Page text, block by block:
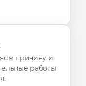
причину и
работы